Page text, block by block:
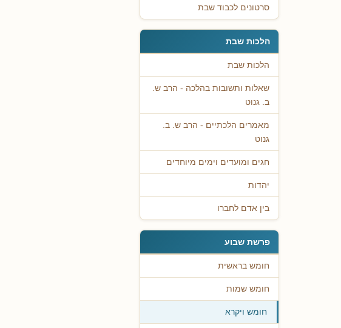
סרטונים לכבוד שבת
הלכות שבת
הלכות שבת
שאלות ותשובות בהלכה - הרב ש.
ב. גנוט
מאמרים הלכתיים - הרב ש. ב.
גנוט
חגים ומועדים וימים מיוחדים
יהדות
בין אדם לחברו
פרשת שבוע
חומש בראשית
חומש שמות
חומש ויקרא